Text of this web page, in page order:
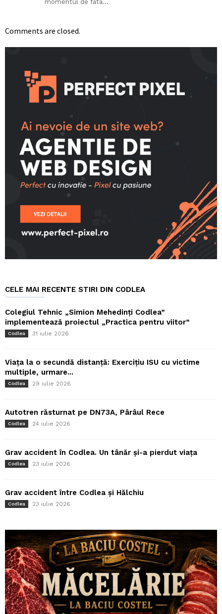
momentul de fata…
Comments are closed.
CELE MAI RECENTE STIRI DIN CODLEA
Colegiul Tehnic „Simion Mehedinți Codlea”
implementează proiectul „Practica pentru viitor”
Codlea 31 iulie 2026
Viața la o secundă distanță: Exercițiu ISU cu victime
multiple, urmare...
Codlea 29 iulie 2026
Autotren răsturnat pe DN73A, Pârâul Rece
Codlea 24 iulie 2026
Grav accident în Codlea. Un tânăr și-a pierdut viața
Codlea 23 iulie 2026
Grav accident între Codlea și Hălchiu
Codlea 23 iulie 2026